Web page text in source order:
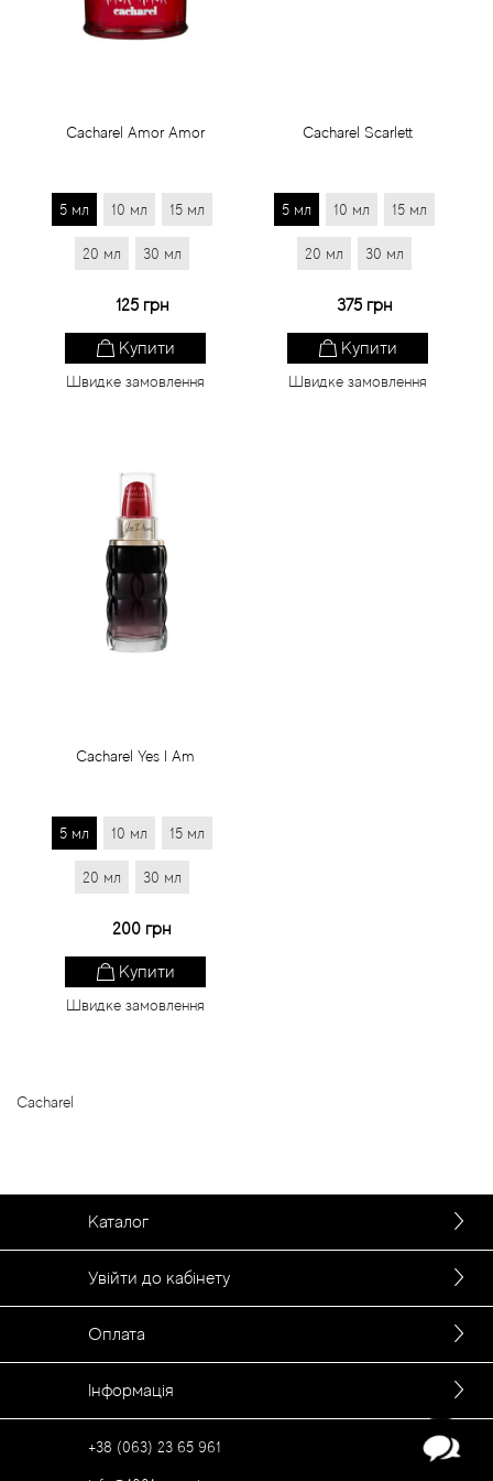
Cacharel Amor Amor
5 мл 10 мл 15 мл
20 мл 30 мл
125 грн
Купити
Швидке замовлення
Cacharel Scarlett
5 мл 10 мл 15 мл
20 мл 30 мл
375 грн
Купити
Швидке замовлення
Cacharel Yes I Am
5 мл 10 мл 15 мл
20 мл 30 мл
200 грн
Купити
Швидке замовлення
Cacharel
Каталог
Увійти до кабінету
Оплата
Інформація
+38 (063) 23 65 961